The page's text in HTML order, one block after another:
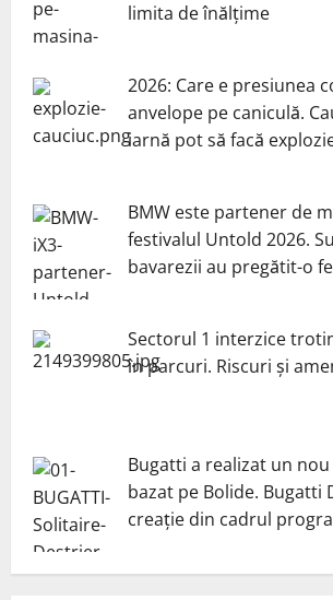
limita de înălțime
2026: Care e presiunea
anvelope pe caniculă.
iarnă pot să facă
BMW este partener de
festivalul Untold 2026.
bavarezii au pregătit-o
Sectorul 1 interzice
în parcuri. Riscuri și
Bugatti a realizat un
bazat pe Bolide. Bugatti
creație din cadrul